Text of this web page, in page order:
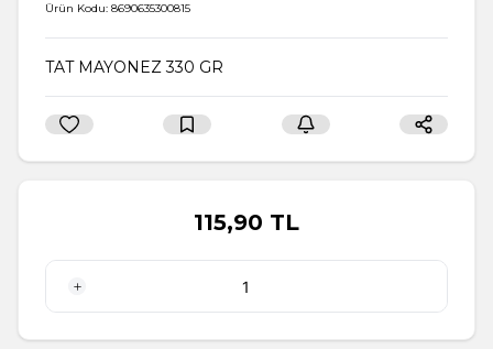
Ürün Kodu: 8690635300815
TAT MAYONEZ 330 GR
115,90 TL